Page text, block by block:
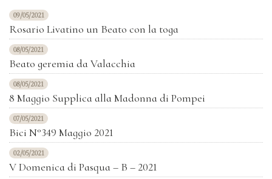
09/05/2021
Rosario Livatino un Beato con la toga
08/05/2021
Beato geremia da Valacchia
08/05/2021
8 Maggio Supplica alla Madonna di Pompei
07/05/2021
Bici N°349 Maggio 2021
02/05/2021
V Domenica di Pasqua – B – 2021